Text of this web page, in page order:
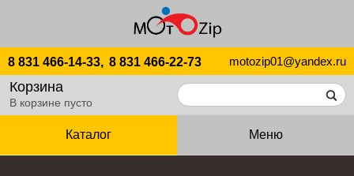
8 831 466-14-33, 8 831 466-22-73 motozip01@yandex.ru
Корзина
В корзине пусто
Каталог Меню